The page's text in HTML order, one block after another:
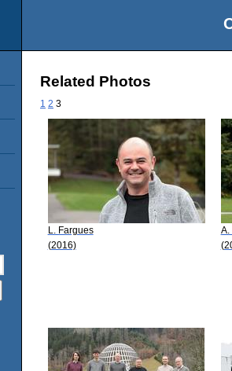
Related Photos
1 2 3
L. Fargues
(2016)
A.